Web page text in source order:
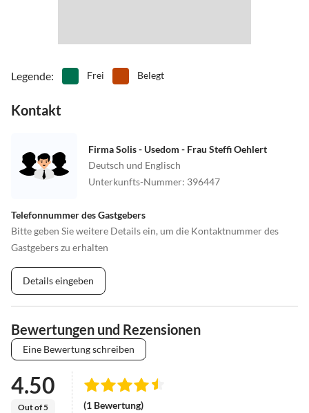
Legende: Frei Belegt
Kontakt
Firma Solis - Usedom - Frau Steffi Oehlert
Deutsch und Englisch
Unterkunfts-Nummer: 396447
Telefonnummer des Gastgebers
Bitte geben Sie weitere Details ein, um die Kontaktnummer des
Gastgebers zu erhalten
Details eingeben
Bewertungen und Rezensionen
Eine Bewertung schreiben
4.50
Out of 5 (1 Bewertung)